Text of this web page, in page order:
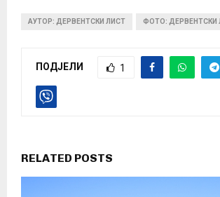
АУТОР: ДЕРВЕНТСКИ ЛИСТ ФОТО: ДЕРВЕНТСКИ
ПОДЈЕЛИ 1
RELATED POSTS